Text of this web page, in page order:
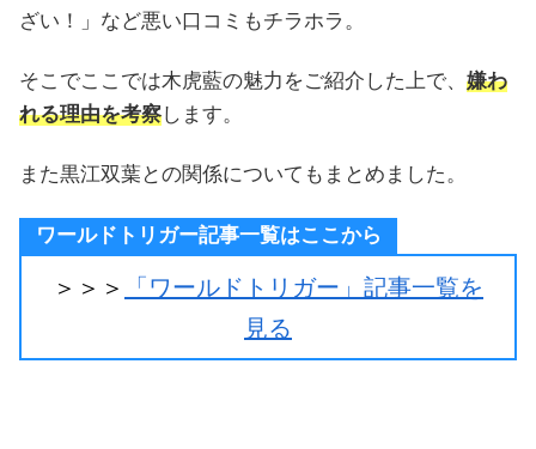
ざい！」など悪い口コミもチラホラ。
そこでここでは木虎藍の魅力をご紹介した上で、 嫌わ
れる理由を考察します。
また黒江双葉との関係についてもまとめました。
ワールドトリガー記事一覧はここから
＞＞＞
「ワールドトリガー」記事一覧を
見る